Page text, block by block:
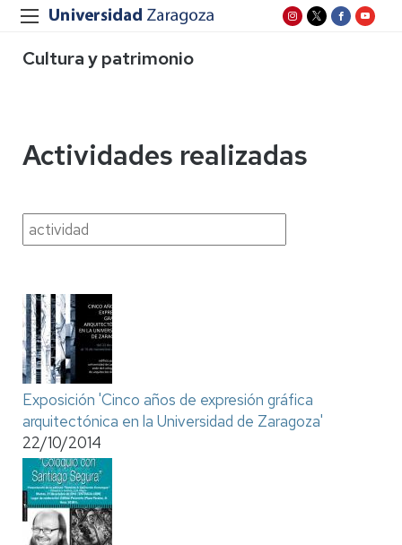
Cultura y patrimonio
Actividades realizadas
Exposición 'Cinco años de expresión gráfica
arquitectónica en la Universidad de Zaragoza'
22/10/2014